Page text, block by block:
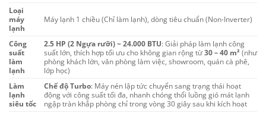
Loại
máy
lạnh
Máy lạnh 1 chiều (Chỉ làm lạnh), dòng tiêu chuẩn (Non-Inverter)
Công
suất
làm
lạnh
2.5 HP (2 Ngựa rưỡi) ~ 24.000 BTU: Giải pháp làm lạnh công
suất lớn, thích hợp tối ưu cho không gian rộng từ30 – 40 m² (như
phòng khách lớn, văn phòng làm việc, showroom, quán cà phê,
lớp học)
Làm
lạnh
siêu tốc
Chế độ Turbo: Máy nén lập tức chuyển sang trạng thái hoạt
động với công suất tối đa, nhanh chóng thổi luồng gió mát lạnh
ngập tràn khắp phòng chỉ trong vòng 30 giây sau khi kích hoạt